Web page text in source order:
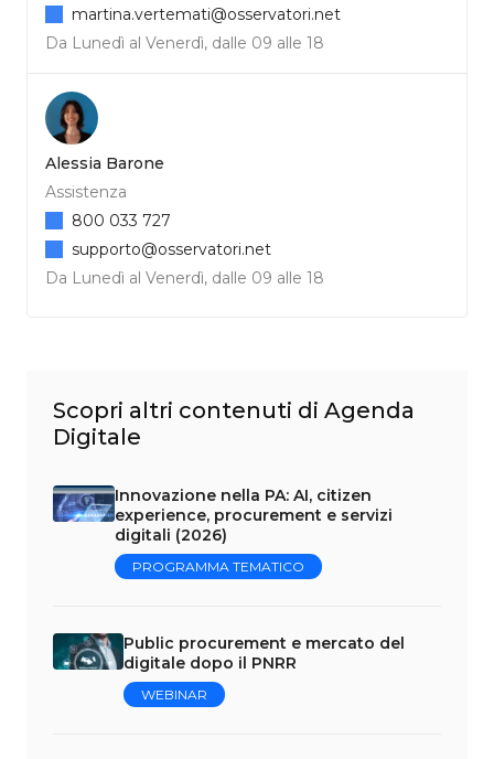
Da Lunedì al Venerdì, dalle 09 alle 18
martina.vertemati@osservatori.net
Alessia Barone
Assistenza
Da Lunedì al Venerdì, dalle 09 alle 18
800 033 727
supporto@osservatori.net
Scopri altri contenuti di Agenda
Digitale
Innovazione nella PA: AI, citizen
experience, procurement e servizi
digitali (2026)
PROGRAMMA TEMATICO
Public procurement e mercato del
digitale dopo il PNRR
WEBINAR